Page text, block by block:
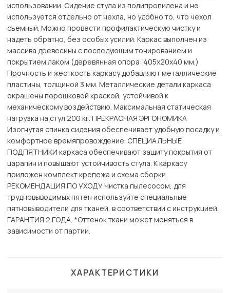
использовании. Сидение стула из полипропилена и не
используется отдельно от чехла, но удобно то, что чехол
съемный. Можно провести профилактическую чистку и
надеть обратно, без особых усилий. Каркас выполнен из
массива древесины с последующим тонированием и
покрытием лаком (деревянная опора: 405х20х40 мм.)
Прочность и жесткость каркасу добавляют металлические
пластины, толщиной 3 мм. Металлические детали каркаса
окрашены порошковой краской, устойчивой к
механическому воздействию. Максимальная статическая
нагрузка на стул 200 кг. ПРЕКРАСНАЯ ЭРГОНОМИКА
Изогнутая спинка сидения обеспечивает удобную посадку и
комфортное времяпровождение. СПЕЦИАЛЬНЫЕ
ПОДПЯТНИКИ каркаса обеспечивают защиту покрытия от
царапин и повышают устойчивость стула. К каркасу
приложен комплект крепежа и схема сборки.
РЕКОМЕНДАЦИЯ ПО УХОДУ Чистка пылесосом, для
трудновыводимых пятен используйте специальные
пятновыводители для тканей, в соответствии с инструкцией.
ГАРАНТИЯ 2 ГОДА. *Оттенок ткани может меняться в
зависимости от партии.
ХАРАКТЕРИСТИКИ